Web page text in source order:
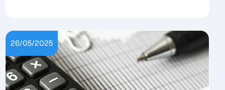
26/05/2025